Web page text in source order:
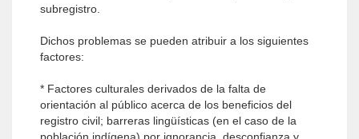
subregistro.
Dichos problemas se pueden atribuir a los siguientes
factores:
* Factores culturales derivados de la falta de
orientación al público acerca de los beneficios del
registro civil; barreras lingüísticas (en el caso de la